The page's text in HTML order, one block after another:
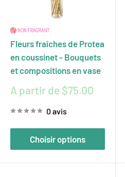
Fleurs fraîches de Protea
en coussinet - Bouquets
et compositions en vase
Prix
réduit
A partir de $75.00
0 avis
Choisir options